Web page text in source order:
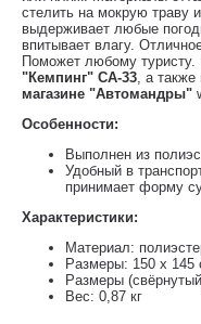
стелить на мокрую траву
выдерживает любые
впитывает влагу.
Поможет любому туристу.
"Кемпинг" CA-33, а также
магазине "Автомандры"
Особенности:
Выполнен из
Удобный в
принимает форму
Характеристики:
Материал:
Размеры: 150 х 145
Размеры
Вес: 0,87 кг